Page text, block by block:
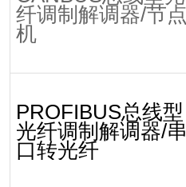
纤调制解调器/节
机
PROFIBUS总线型
光纤调制解调器/
口转光纤